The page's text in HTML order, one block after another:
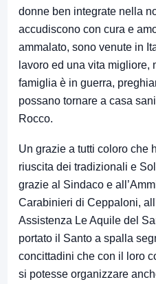
donne ben integrate nella
accudiscono con cura e
ammalato, sono venute in
lavoro ed una vita migliore,
famiglia è in guerra,
possano tornare a casa
Rocco.
Un grazie a tutti coloro che
riuscita dei tradizionali e
grazie al Sindaco e
Carabinieri di Ceppaloni,
Assistenza Le Aquile del
portato il Santo a spalla
concittadini che con il loro
si potesse organizzare